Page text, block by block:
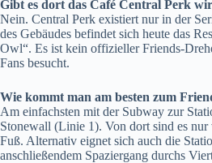
Gibt es dort das Café Central Perk
Nein. Central Perk existiert nur in der
des Gebäudes befindet sich heute das
Owl“. Es ist kein offizieller Friends-
Fans besucht.
Wie kommt man am besten zum
Am einfachsten mit der Subway zur
Stonewall (Linie 1). Von dort sind es
Fuß. Alternativ eignet sich auch die
anschließendem Spaziergang durchs